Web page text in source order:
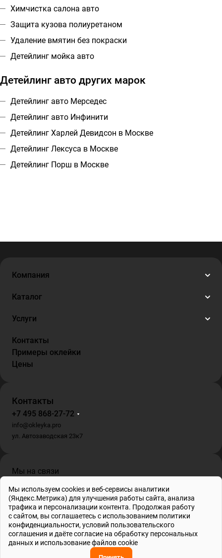
Химчистка салона авто
Защита кузова полиуретаном
Удаление вмятин без покраски
Детейлинг мойка авто
Детейлинг авто других марок
Детейлинг авто Мерседес
Детейлинг авто Инфинити
Детейлинг Харлей Девидсон в Москве
Детейлинг Лексуса в Москве
Детейлинг Порш в Москве
Компания
Каталог
Услуги
Контакты
Примеры оклейки
Цены
Контакты
+7 495 868-27-72
info@okleyka.pro
ул. Автозаводская 23к7
Мы на связи
ИП Гриб О.В. , ИНН 695001862778, ОГРНИП 317695200010804
© 2026 Все права защищены
Мы используем cookies и веб-сервисы аналитики
(Яндекс.Метрика) для улучшения работы сайта, анализа
трафика и персонализации контента. Продолжая работу
с сайтом, вы соглашаетесь с использованием политики
конфиденциальности, условий пользовательского
соглашения и даётесогласие на обработку персональных
данных и использование файлов cookie